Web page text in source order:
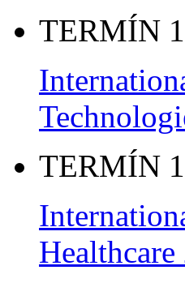
TERMÍN
TERMÍN
Healthcare